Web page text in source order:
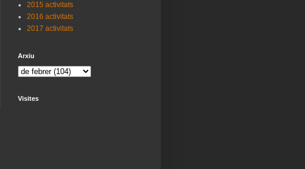
2015 activitats
2016 activitats
2017 activitats
Arxiu
Visites